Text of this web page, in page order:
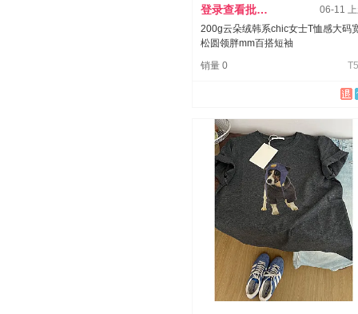
登录查看批发价
06-11
200g云朵绒韩系chic女士T恤感大码
松圆领胖mm百搭短袖
销量 0